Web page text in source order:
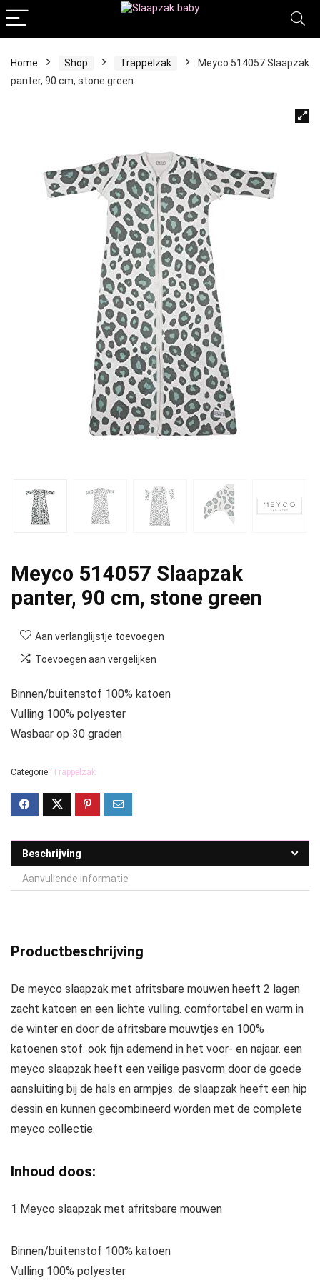
Home Shop Trappelzak
Meyco 514057 Slaapzak
panter, 90 cm, stone green
Meyco 514057 Slaapzak
panter, 90 cm, stone green
Aan verlanglijstje toevoegen
Toevoegen aan vergelijken
Binnen/buitenstof 100% katoen
Vulling 100% polyester
Wasbaar op 30 graden
Categorie: Trappelzak
Beschrijving
Aanvullende informatie
Productbeschrijving
De meyco slaapzak met afritsbare mouwen heeft 2 lagen
zacht katoen en een lichte vulling. comfortabel en warm in
de winter en door de afritsbare mouwtjes en 100%
katoenen stof. ook fijn ademend in het voor- en najaar. een
meyco slaapzak heeft een veilige pasvorm door de goede
aansluiting bij de hals en armpjes. de slaapzak heeft een hip
dessin en kunnen gecombineerd worden met de complete
meyco collectie.
Inhoud doos:
1 Meyco slaapzak met afritsbare mouwen
Binnen/buitenstof 100% katoen
Vulling 100% polyester